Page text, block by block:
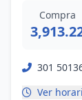
Compra
301
Ver